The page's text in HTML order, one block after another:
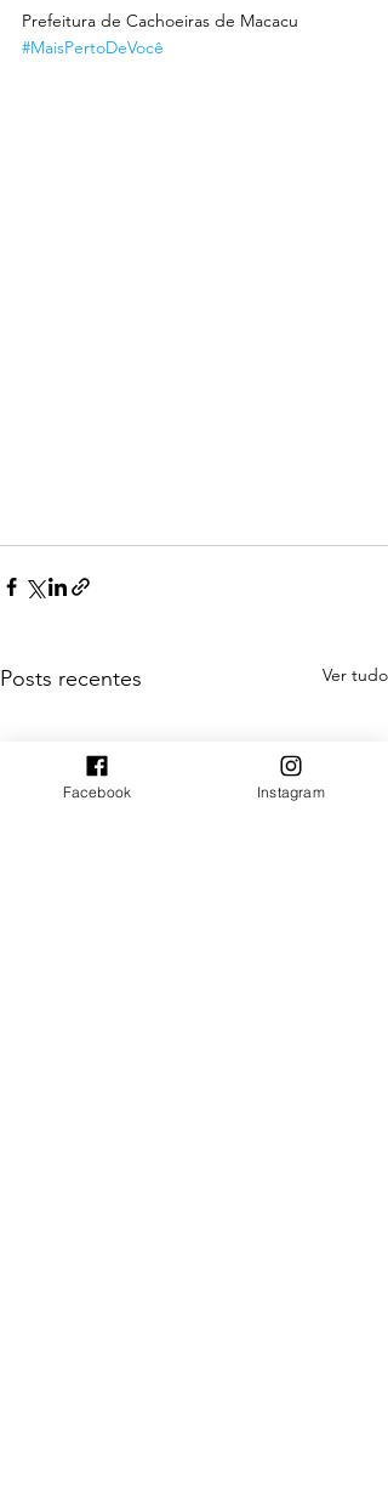
Prefeitura de Cachoeiras de Macacu
#MaisPertoDeVocê
Posts recentes Ver tudo
Facebook Instagram